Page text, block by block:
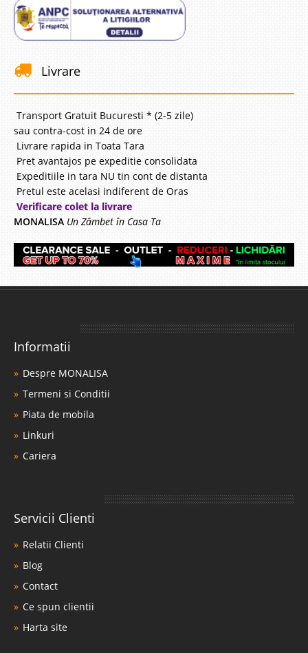
Livrare
Transport Gratuit Bucuresti * (2-5 zile)
sau contra-cost in 24 de ore
Livrare rapida in Toata Tara
Pret avantajos pe expeditie consolidata
Expeditiile in tara NU tin cont de distanta
Pretul este acelasi indiferent de Oras
Verificare colet la livrare
MONALISA Un Zâmbet în Casa Ta
Informatii
Despre MONALISA
Termeni si Conditii
Piata de mobila
Linkuri
Cariera
Servicii Clienti
Relatii Clienti
Blog
Contact
Ce spun clientii
Harta site